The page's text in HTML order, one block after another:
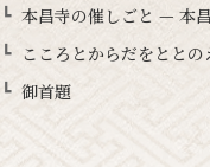
本昌寺の催しごと — 本
こころとからだをとと
御首題